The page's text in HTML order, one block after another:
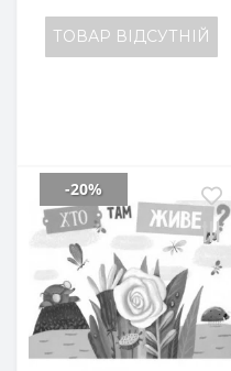
ТОВАР ВІДСУТНІЙ
-20%